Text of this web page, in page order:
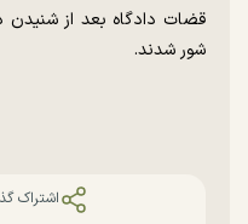
قضات دادگاه بعد از شنیدن
شور شدند.
اشتراک